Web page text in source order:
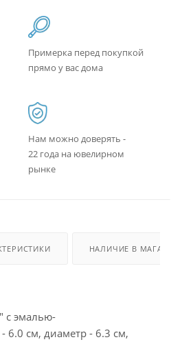
Примерка перед покупкой
прямо у вас дома
Нам можно доверять -
22 года на ювелирном
рынке
НАЛИЧИЕ В
с эмалью-
6.0 см, диаметр - 6.3 см,